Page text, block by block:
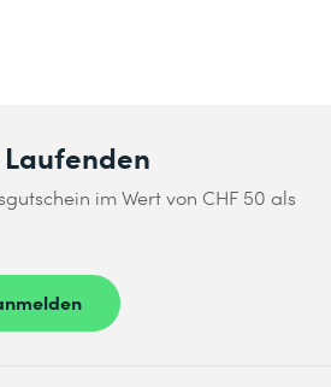
im Wert von CHF 50 als